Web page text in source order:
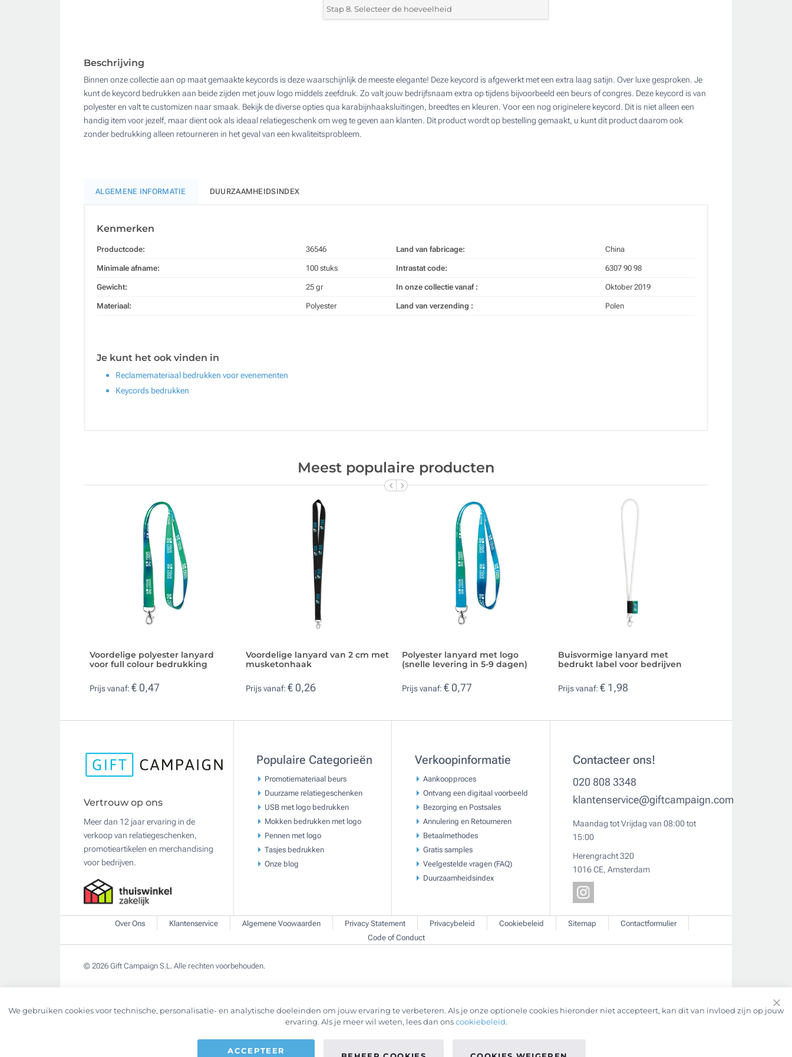
Afdruk in 4 Kleuren
karabijnhaak
karabijnhaak
in zwart
Karabijnhaak
clip
Krokodil
karabijnhaak
Karabijnhaak
combi
Zonder
identificatie
9.4 x 6.1 cm
cm
10.1 x 15.5
cm
8.7 x 5.3 cm 5.3 x 8.5 cm
Stap 8. Selecteer de hoeveelheid
200
500
1000
Beschrijving
Binnen onze collectie aan op maat gemaakte keycords is deze waarschijnlijk de meeste elegante! Deze keycord is afgewerkt met een extra laag satijn. Over luxe gesproken. Je
kunt de keycord bedrukken aan beide zijden met jouw logo middels zeefdruk. Zo valt jouw bedrijfsnaam extra op tijdens bijvoorbeeld een beurs of congres. Deze keycord is van
polyester en valt te customizen naar smaak. Bekijk de diverse opties qua karabijnhaaksluitingen, breedtes en kleuren. Voor een nog originelere keycord. Dit is niet alleen een
handig item voor jezelf, maar dient ook als ideaal relatiegeschenk om weg te geven aan klanten. Dit product wordt op bestelling gemaakt, u kunt dit product daarom ook
zonder bedrukking alleen retourneren in het geval van een kwaliteitsprobleem.
ALGEMENE INFORMATIE DUURZAAMHEIDSINDEX
Kenmerken
Productcode: 36546
Minimale afname: 100 stuks
Gewicht: 25 gr
Materiaal: Polyester
Land van fabricage: China
Intrastat code: 6307 90 98
In onze collectie vanaf : Oktober 2019
Land van verzending : Polen
Je kunt het ook vinden in
Reclamemateriaal bedrukken voor evenementen
Keycords bedrukken
Meest populaire producten
Voordelige polyester lanyard
voor full colour bedrukking
Prijs vanaf: € 0,47
Voordelige lanyard van 2 cm met
musketonhaak
Prijs vanaf: € 0,26
Polyester lanyard met logo
(snelle levering in 5-9 dagen)
Prijs vanaf: € 0,77
Buisvormige lanyard met
bedrukt label voor bedrijven
Prijs vanaf: € 1,98
Vertrouw op ons
Meer dan 12 jaar ervaring in de
verkoop van relatiegeschenken,
promotieartikelen en merchandising
voor bedrijven.
Populaire Categorieën
Promotiemateriaal beurs
Duurzame relatiegeschenken
USB met logo bedrukken
Mokken bedrukken met logo
Pennen met logo
Tasjes bedrukken
Onze blog
Verkoopinformatie
Aankoopproces
Ontvang een digitaal voorbeeld
Bezorging en Postsales
Annulering en Retourneren
Betaalmethodes
Gratis samples
Veelgestelde vragen (FAQ)
Duurzaamheidsindex
Contacteer ons!
020 808 3348
klantenservice@giftcampaign.com
Maandag tot Vrijdag van 08:00 tot
15:00
Herengracht 320
1016 CE, Amsterdam
Over Ons Klantenservice Algemene Voowaarden Privacy Statement Privacybeleid Cookiebeleid Sitemap
Contactformulier
Code of Conduct
© 2026 Gift Campaign S.L. Alle rechten voorbehouden.
We gebruiken cookies voor technische, personalisatie- en analytische doeleinden om jouw ervaring te verbeteren. Als je onze optionele cookies hieronder niet accepteert, kan dit van invloed zijn op jouw
ervaring. Als je meer wil weten, lees dan onscookiebeleid.
ACCEPTEER